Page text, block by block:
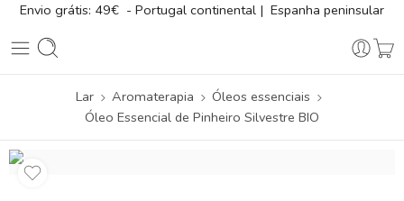
Envio grátis: 49€ - Portugal continental | Espanha peninsular
Lar Aromaterapia
Óleos essenciais
Óleo Essencial de Pinheiro Silvestre BIO